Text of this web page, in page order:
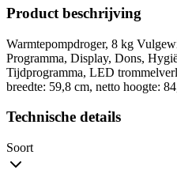
Product beschrijving
Warmtepompdroger, 8 kg
Programma, Display, Dons,
Tijdprogramma, LED
breedte: 59,8 cm, netto hoogte:
Technische details
Soort